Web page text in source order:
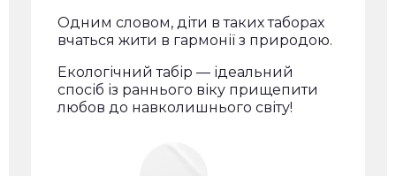
Одним словом, діти в таких таборах
вчаться жити в гармонії з природою.
Екологічний табір — ідеальний
спосіб із раннього віку прищепити
любов до навколишнього світу!